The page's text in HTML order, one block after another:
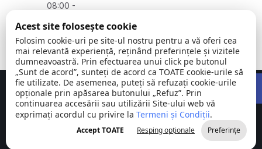
08:00 -
vineri
08:00 -
14:00
Comuna
Stejaru |
județul Tulcea
©
2026
Toate
drepturile
rezervate
Concept realizat deBig Media Relații Publice SRL
Acest site folosește cookie
Folosim cookie-uri pe site-ul nostru pentru a vă oferi cea
mai relevantă experiență, reținând preferințele și vizitele
dumneavoastră. Prin efectuarea unui click pe butonul
„Sunt de acord”, sunteți de acord ca TOATE cookie-urile să
fie utilizate. De asemenea, puteți să refuzați cookie-urile
opționale prin apăsarea butonului „Refuz”. Prin
continuarea accesării sau utilizării Site-ului web vă
exprimați acordul cu privire la Termeni și Condiții.
Accept TOATE Resping opționale Preferințe